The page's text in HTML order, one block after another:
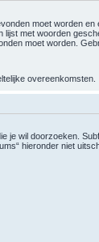
moet worden en
lijst met woorden
moet worden.
overeenkomsten.
je wil doorzoeken.
hieronder niet